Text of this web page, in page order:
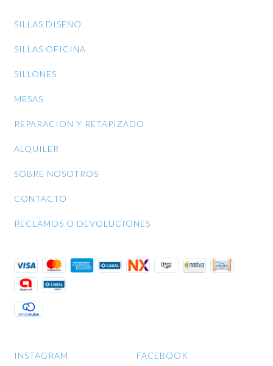
SILLAS DISEÑO
SILLAS OFICINA
SILLONES
MESAS
REPARACION Y RETAPIZADO
ALQUILER
SOBRE NOSOTROS
CONTACTO
RECLAMOS O DEVOLUCIONES
INSTAGRAM FACEBOOK